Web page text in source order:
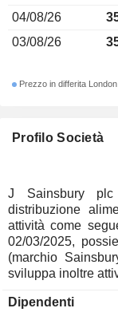
Profilo Società
J Sainsbury
distribuzione
attività come segue: - distribuzione alimentare
02/03/2025,
(marchio
sviluppa inoltre
664 negozi con il marchio
Dipendenti
04/08/26
03/08/26
Prezzo in differita London